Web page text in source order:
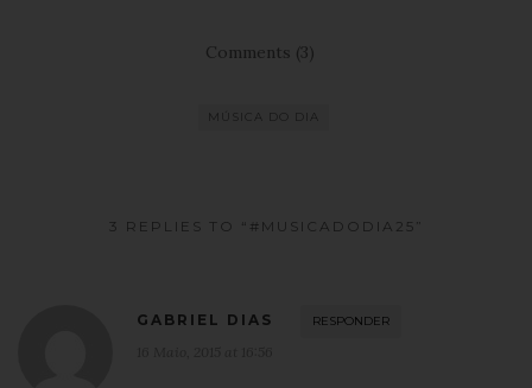
Comments (3)
MÚSICA DO DIA
3 REPLIES TO “#MUSICADODIA25”
GABRIEL DIAS RESPONDER